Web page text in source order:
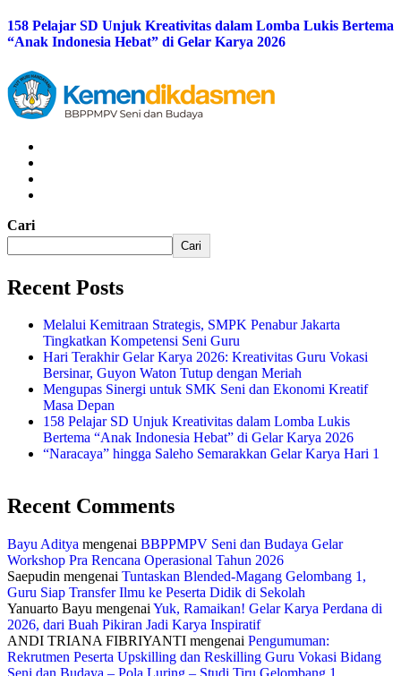
158 Pelajar SD Unjuk Kreativitas dalam Lomba Lukis Bertema
“Anak Indonesia Hebat” di Gelar Karya 2026
Cari
Cari
Recent Posts
Melalui Kemitraan Strategis, SMPK Penabur Jakarta
Tingkatkan Kompetensi Seni Guru
Hari Terakhir Gelar Karya 2026: Kreativitas Guru Vokasi
Bersinar, Guyon Waton Tutup dengan Meriah
Mengupas Sinergi untuk SMK Seni dan Ekonomi Kreatif
Masa Depan
158 Pelajar SD Unjuk Kreativitas dalam Lomba Lukis
Bertema “Anak Indonesia Hebat” di Gelar Karya 2026
“Naracaya” hingga Saleho Semarakkan Gelar Karya Hari 1
Recent Comments
Bayu Aditya mengenai BBPPMPV Seni dan Budaya Gelar
Workshop Pra Rencana Operasional Tahun 2026
Saepudin mengenai Tuntaskan Blended-Magang Gelombang 1,
Guru Siap Transfer Ilmu ke Peserta Didik di Sekolah
Yanuarto Bayu mengenai Yuk, Ramaikan! Gelar Karya Perdana di
2026, dari Buah Pikiran Jadi Karya Inspiratif
ANDI TRIANA FIBRIYANTI mengenai Pengumuman:
Rekrutmen Peserta Upskilling dan Reskilling Guru Vokasi Bidang